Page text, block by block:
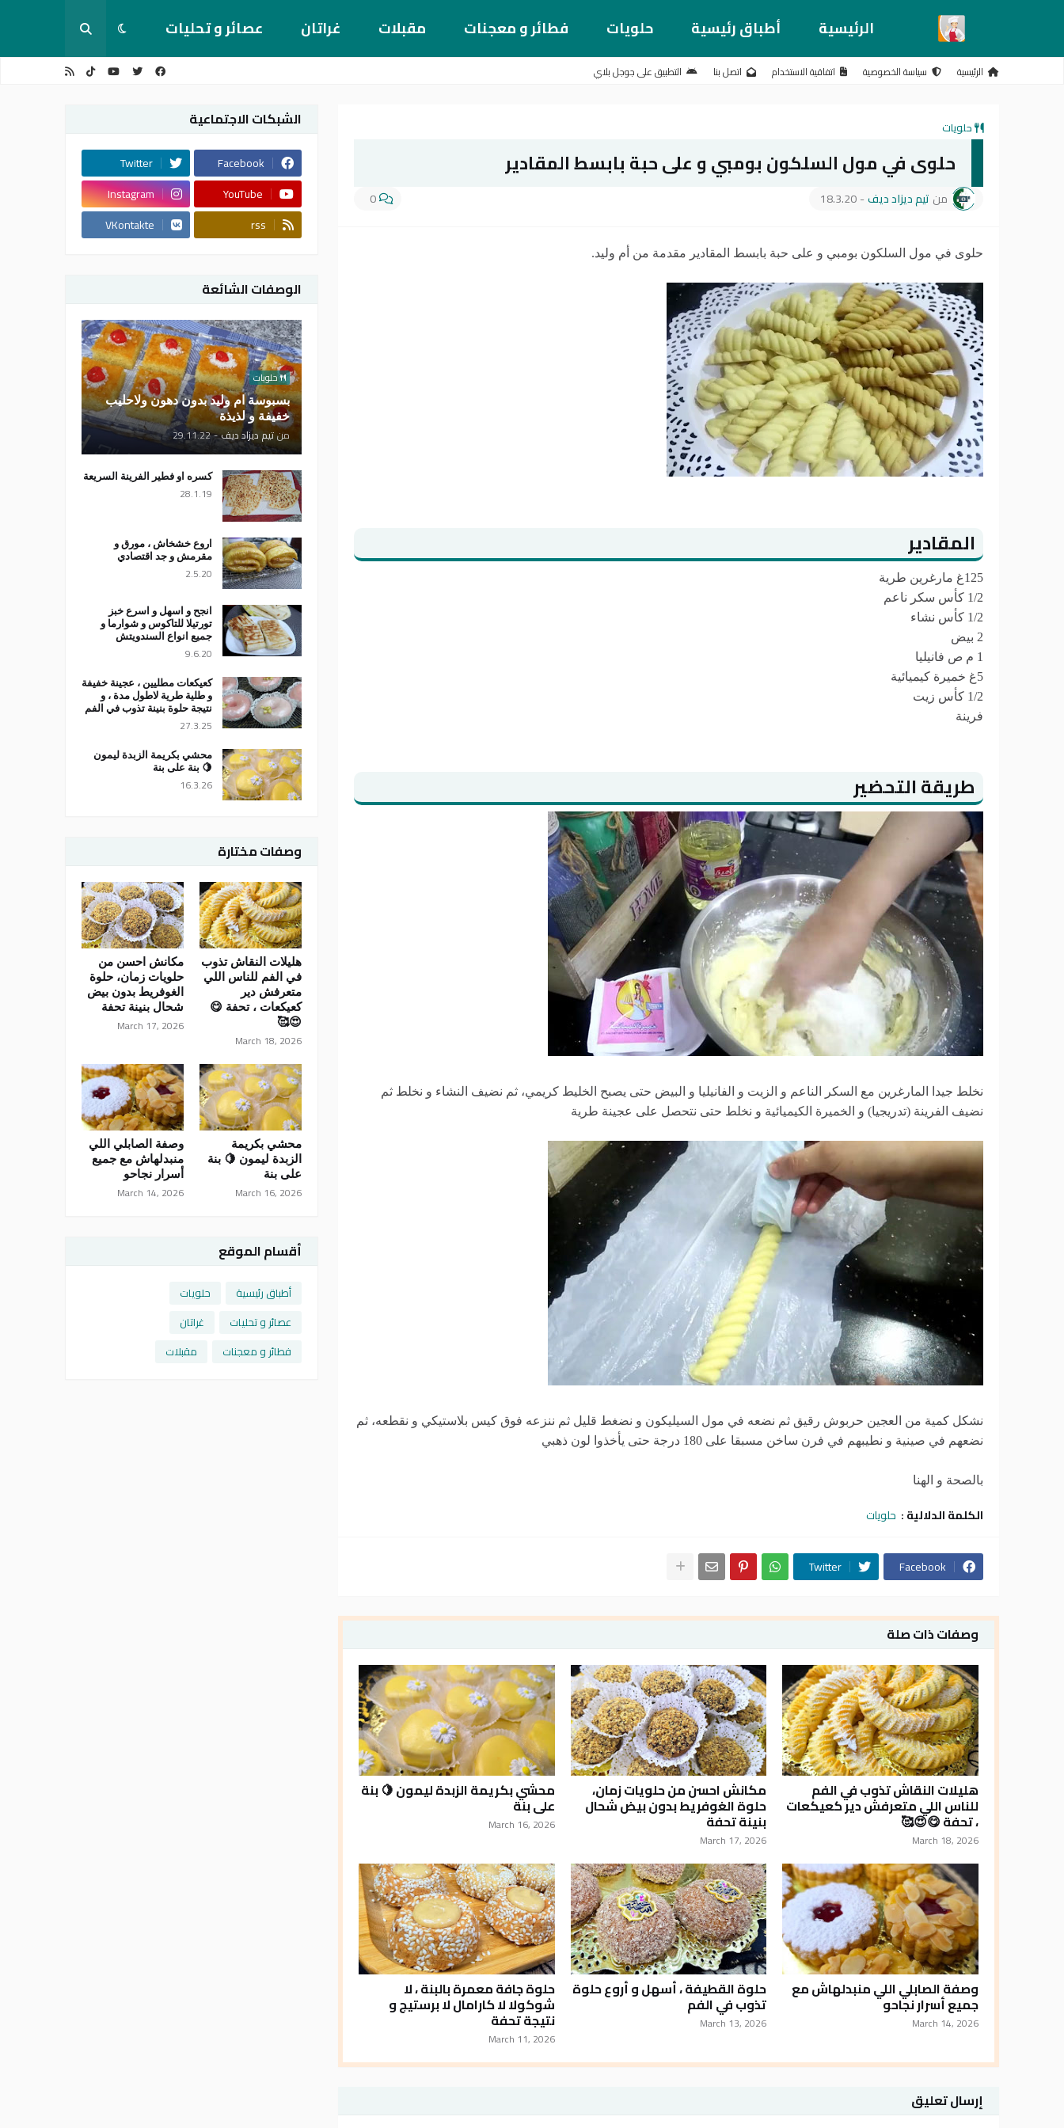
الرئيسية أطباق رئيسية حلويات فطائر و معجنات مقبلات غراتان عصائر و تحليات
الرئيسية سياسة الخصوصية اتفاقية الاستخدام اتصل بنا التطبيق على جوجل بلاي
حلويات
حلوى في مول السلكون بومبي و على حبة بابسط المقادير
من تيم ديزاد ديف-
18.3.20
0
حلوى في مول السلكون بومبي و على حبة بابسط المقادير مقدمة من أم وليد.
المقادير
125غ مارغرين طرية
1/2 كأس سكر ناعم
1/2 كأس نشاء
2 بيض
1 م ص فانيليا
5غ خميرة كيميائية
1/2 كأس زيت
فرينة
طريقة التحضير
نخلط جيدا المارغرين مع السكر الناعم و الزيت و الفانيليا و البيض حتى يصبح الخليط كريمي، ثم نضيف النشاء و نخلط ثم
نضيف الفرينة (تدريجيا) و الخميرة الكيميائية و نخلط حتى نتحصل على عجينة طرية
نشكل كمية من العجين حربوش رقيق ثم نضعه في مول السيليكون و نضغط قليل ثم ننزعه فوق كيس بلاستيكي و نقطعه، ثم
نضعهم في صينية و نطيبهم في فرن ساخن مسبقا على 180 درجة حتى يأخذوا لون ذهبي
بالصحة و الهنا
الكلمة الدلالية : حلويات
Facebook
Twitter
وصفات ذات صلة
هليلات النقاش تذوب في الفم
للناس اللي متعرفش دير كعيكعات
، تحفة 😋😍🥰
March 18, 2026
مكانش احسن من حلويات زمان،
حلوة الغوفريط بدون بيض شحال
بنينة تحفة
March 17, 2026
محشي بكريمة الزبدة ليمون 🍋 بنة
على بنة
March 16, 2026
وصفة الصابلي اللي منبدلهاش مع
جميع أسرار نجاحو
March 14, 2026
حلوة القطيفة ، أسهل و أروع حلوة
تذوب في الفم
March 13, 2026
حلوة جافة معمرة بالبنة ، لا
شوكولا لا كارامال لا برستيج و
نتيجة تحفة
March 11, 2026
إرسال تعليق
الشبكات الاجتماعية
Facebook
Twitter
YouTube
Instagram
rss
VKontakte
الوصفات الشائعة
حلويات
بسبوسة ام وليد بدون دهون ولاحليب
خفيفة و لذيذة
منتيم ديزاد ديف-
29.11.22
كسره او فطير الفرينة السريعة
28.1.19
اروع خشخاش ، مورق و
مقرمش و جد اقتصادي
2.5.20
انجح و اسهل و اسرع خبز
تورتيلا للتاكوس و شوارما و
جميع انواع السندويتش
9.6.20
كعيكعات مطليين ، عجينة خفيفة
و طلية طرية لاطول مدة ، و
نتيجة حلوة بنينة تذوب في الفم
27.3.25
محشي بكريمة الزبدة ليمون
🍋 بنة على بنة
16.3.26
وصفات مختارة
هليلات النقاش تذوب
في الفم للناس اللي
متعرفش دير
كعيكعات ، تحفة 😋
😍🥰
March 18, 2026
مكانش احسن من
حلويات زمان، حلوة
الغوفريط بدون بيض
شحال بنينة تحفة
March 17, 2026
محشي بكريمة
الزبدة ليمون 🍋 بنة
على بنة
March 16, 2026
وصفة الصابلي اللي
منبدلهاش مع جميع
أسرار نجاحو
March 14, 2026
أقسام الموقع
أطباق رئيسية
حلويات
عصائر و تحليات
غراتان
فطائر و معجنات
مقبلات